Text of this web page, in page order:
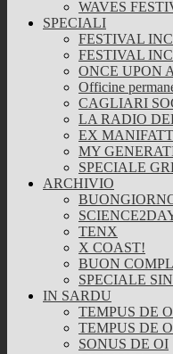
WAVES
SPECIALI
FESTIVAL
FESTIVAL
ONCE UPON
Officine
CAGLIARI
LA RADIO
EX
MY
SPECIALE
ARCHIVIO
TENX
X COAST!
BUON
SPECIALE
IN SARDU
TEMPUS DE
TEMPUS DE
SONUS DE OI